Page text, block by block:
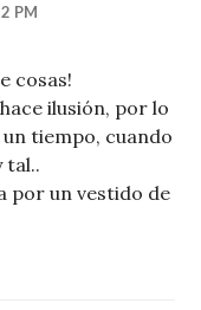
PM
cosas!
ilusión, por lo
tiempo, cuando
tal..
por un vestido de